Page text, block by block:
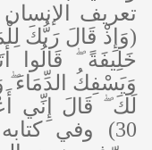
تعريف الإنسان
(وَإِذْ قَالَ رَبُّكَ
خَلِيفَةً ۖ قَالُوا
وَيَسْفِكُ
لَكَ ۖ قَالَ إِنِّي
30) وفي كتابه “الليفياثان” (